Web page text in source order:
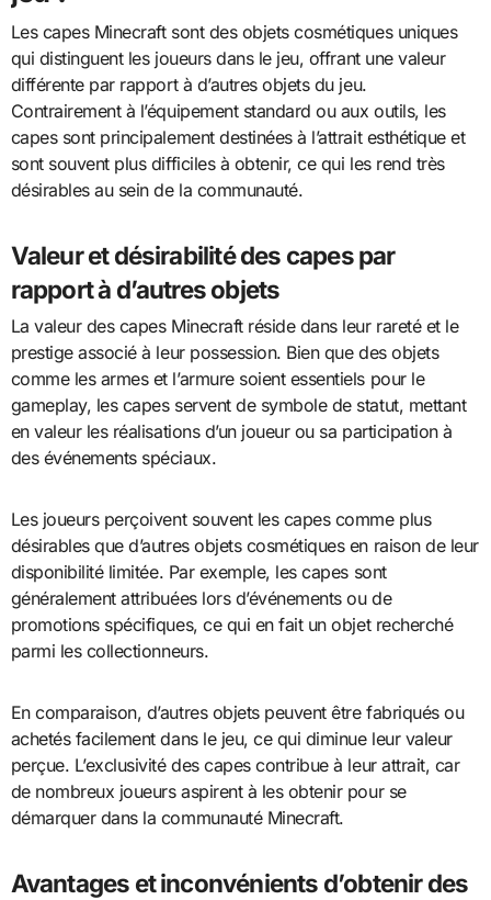
Les capes Minecraft sont des objets cosmétiques uniques
qui distinguent les joueurs dans le jeu, offrant une valeur
différente par rapport à d’autres objets du jeu.
Contrairement à l’équipement standard ou aux outils, les
capes sont principalement destinées à l’attrait esthétique et
sont souvent plus difficiles à obtenir, ce qui les rend très
désirables au sein de la communauté.
Valeur et désirabilité des capes par
rapport à d’autres objets
La valeur des capes Minecraft réside dans leur rareté et le
prestige associé à leur possession. Bien que des objets
comme les armes et l’armure soient essentiels pour le
gameplay, les capes servent de symbole de statut, mettant
en valeur les réalisations d’un joueur ou sa participation à
des événements spéciaux.
Les joueurs perçoivent souvent les capes comme plus
désirables que d’autres objets cosmétiques en raison de leur
disponibilité limitée. Par exemple, les capes sont
généralement attribuées lors d’événements ou de
promotions spécifiques, ce qui en fait un objet recherché
parmi les collectionneurs.
En comparaison, d’autres objets peuvent être fabriqués ou
achetés facilement dans le jeu, ce qui diminue leur valeur
perçue. L’exclusivité des capes contribue à leur attrait, car
de nombreux joueurs aspirent à les obtenir pour se
démarquer dans la communauté Minecraft.
Avantages et inconvénients d’obtenir des